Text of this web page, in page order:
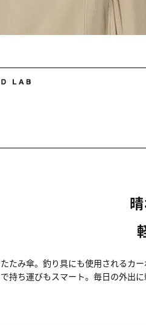
たみ傘。釣り具にも使用されるカ
ち運びもスマート。毎日の外出に